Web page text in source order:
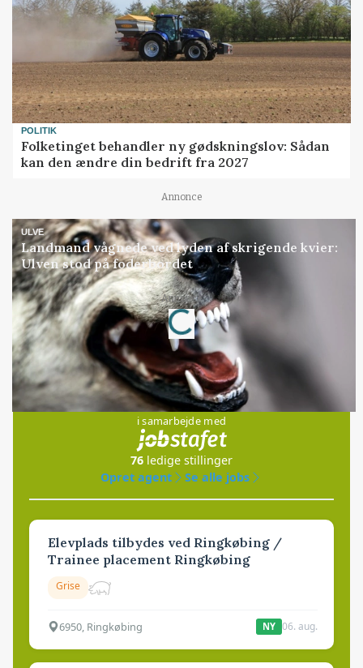
POLITIK
Folketinget behandler ny gødskningslov: Sådan
kan den ændre din bedrift fra 2027
Annonce
ULVE
Landmand vågnede ved lyden af skrigende kvier:
Ulven stod på foderbordet
Annonce
Loading...
Jobs
i samarbejde med
76 ledige stillinger
Opret agent
Se alle jobs
Elevplads tilbydes ved Ringkøbing /
Trainee placement Ringkøbing
Grise
6950, Ringkøbing NY 06. aug.